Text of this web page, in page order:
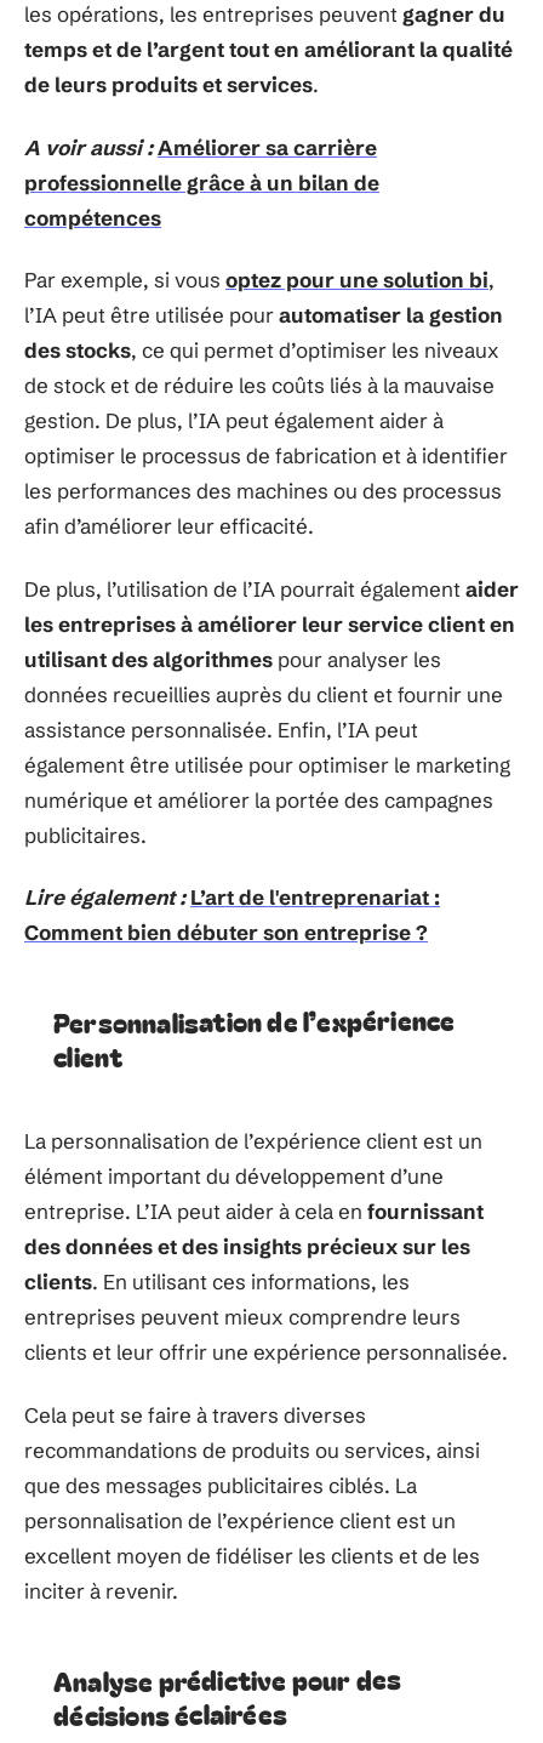
les opérations, les entreprises peuvent gagner du
temps et de l’argent tout en améliorant la qualité
de leurs produits et services.
A voir aussi :Améliorer sa carrière
professionnelle grâce à un bilan de
compétences
Par exemple, si vous optez pour une solution bi,
l’IA peut être utilisée pourautomatiser la gestion
des stocks, ce qui permet d’optimiser les niveaux
de stock et de réduire les coûts liés à la mauvaise
gestion. De plus, l’IA peut également aider à
optimiser le processus de fabrication et à identifier
les performances des machines ou des processus
afin d’améliorer leur efficacité.
De plus, l’utilisation de l’IA pourrait également aider
les entreprises à améliorer leur service client en
utilisant des algorithmes pour analyser les
données recueillies auprès du client et fournir une
assistance personnalisée. Enfin, l’IA peut
également être utilisée pour optimiser le marketing
numérique et améliorer la portée des campagnes
publicitaires.
Lire également : L’art de l'entreprenariat :
Comment bien débuter son entreprise ?
Personnalisation de l’expérience
client
La personnalisation de l’expérience client est un
élément important du développement d’une
entreprise. L’IA peut aider à cela en fournissant
des données et des insights précieux sur les
clients. En utilisant ces informations, les
entreprises peuvent mieux comprendre leurs
clients et leur offrir une expérience personnalisée.
Cela peut se faire à travers diverses
recommandations de produits ou services, ainsi
que des messages publicitaires ciblés. La
personnalisation de l’expérience client est un
excellent moyen de fidéliser les clients et de les
inciter à revenir.
Analyse prédictive pour des
décisions éclairées